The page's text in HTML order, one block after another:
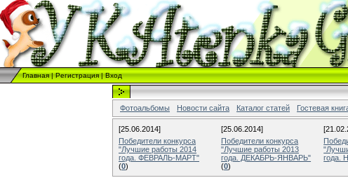
Главная|Регистрация|Вход
Фотоальбомы
Новости сайта Каталог статей Гостевая
[25.06.2014]
Победители конкурса
"Лучшие работы 2014
года. ФЕВРАЛЬ-МАРТ"
(0)
[25.06.2014]
Победители конкурса
"Лучшие работы 2013
года. ДЕКАБРЬ-ЯНВАРЬ"
(0)
года.